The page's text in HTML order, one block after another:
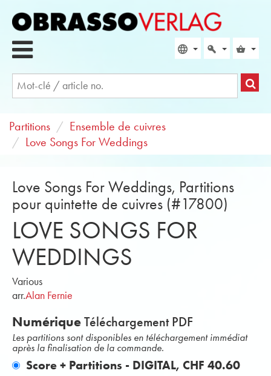
Partitions
Ensemble de cuivres
Love Songs For Weddings
Love Songs For Weddings, Partitions
pour quintette de cuivres (#17800)
LOVE SONGS FOR
WEDDINGS
Various
arr.Alan Fernie
NumériqueTéléchargement PDF
Les partitions sont disponibles en téléchargement immédiat
après la finalisation de la commande.
Score + Partitions - DIGITAL, CHF 40.60